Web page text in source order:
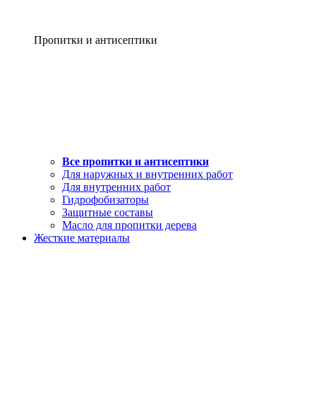
Пропитки и антисептики
Все пропитки и антисептики
Для наружных и внутренних работ
Для внутренних работ
Гидрофобизаторы
Защитные составы
Масло для пропитки дерева
Жесткие материалы